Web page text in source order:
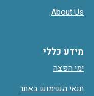
About Us
מידע כללי
ימי הפצה
תנאי השימוש באתר